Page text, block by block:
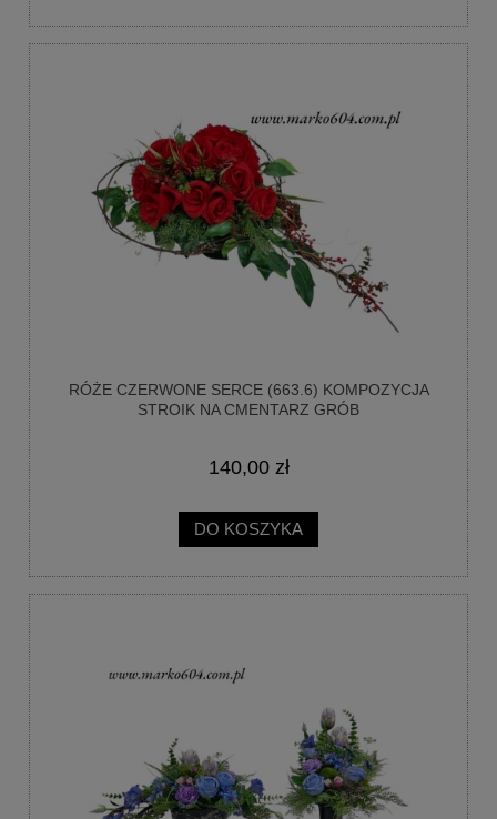
RÓŻE CZERWONE SERCE (663.6) KOMPOZYCJA
STROIK NA CMENTARZ GRÓB
140,00 zł
DO KOSZYKA